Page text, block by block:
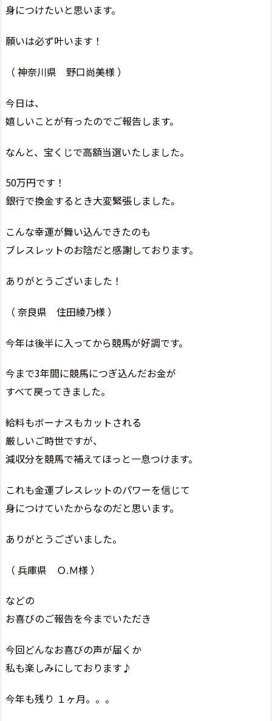
身につけたいと思います。
願いは必ず叶います！
（ 神奈川県 野口尚美様 ）
今日は、
嬉しいことが有ったのでご報告します。
なんと、宝くじで高額当選いたしました。
50万円です！
銀行で換金するとき大変緊張しました。
こんな幸運が舞い込んできたのも
ブレスレットのお陰だと感謝しております。
ありがとうございました！
（ 奈良県 住田綾乃様 ）
今年は後半に入ってから競馬が好調です。
今まで3年間に競馬につぎ込んだお金が
すべて戻ってきました。
給料もボーナスもカットされる
厳しいご時世ですが、
減収分を競馬で補えてほっと一息つけます。
これも金運ブレスレットのパワーを信じて
身につけていたからなのだと思います。
ありがとうございました。
（ 兵庫県 Ｏ.Ｍ様 ）
などの
お喜びのご報告を今までいただき
今回どんなお喜びの声が届くか
私も楽しみにしております♪
今年も残り １ヶ月。。。